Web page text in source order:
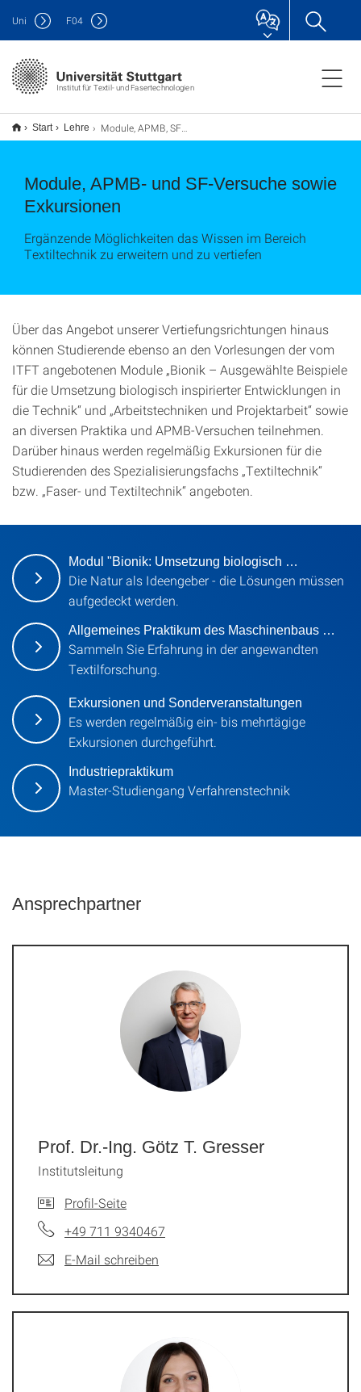
Institut für Textil- und Fasertechnologien
Uni F04
Start Lehre Module, APMB, SF-Experimente, Exkursionen
Module, APMB- und SF-Versuche sowie
Exkursionen
Ergänzende Möglichkeiten das Wissen im Bereich
Textiltechnik zu erweitern und zu vertiefen
Über das Angebot unserer Vertiefungsrichtungen hinaus
können Studierende ebenso an den Vorlesungen der vom
ITFT angebotenen Module „Bionik – Ausgewählte Beispiele
für die Umsetzung biologisch inspirierter Entwicklungen in
die Technik“ und „Arbeitstechniken und Projektarbeit“ sowie
an diversen Praktika und APMB-Versuchen teilnehmen.
Darüber hinaus werden regelmäßig Exkursionen für die
Studierenden des Spezialisierungsfachs „Textiltechnik“
bzw. „Faser- und Textiltechnik“ angeboten.
Modul "Bionik: Umsetzung biologisch …
Die Natur als Ideengeber - die Lösungen müssen
aufgedeckt werden.
Allgemeines Praktikum des Maschinenbaus …
Sammeln Sie Erfahrung in der angewandten
Textilforschung.
Exkursionen und Sonderveranstaltungen
Es werden regelmäßig ein- bis mehrtägige
Exkursionen durchgeführt.
Industriepraktikum
Master-Studiengang Verfahrenstechnik
Ansprechpartner
Prof. Dr.-Ing. Götz T. Gresser
Institutsleitung
Profil-Seite
+49 711 9340467
E-Mail schreiben